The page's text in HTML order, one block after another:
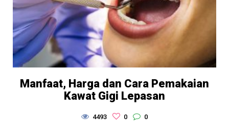
Manfaat, Harga dan Cara Pemakaian
Kawat Gigi Lepasan
4493 0 0